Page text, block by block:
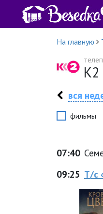
На главную
К2
вся
фильмы
07:40
09:25 Т/с